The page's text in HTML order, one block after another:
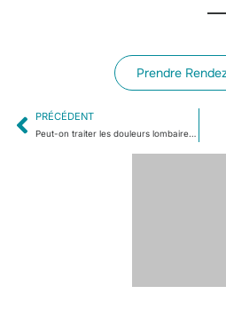
Prendre
PRÉCÉDENT
Peut-on traiter les douleurs lombaires par la médecine chinoise à Bourgoin-Jallieu ?